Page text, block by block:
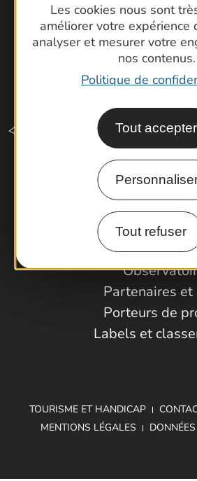
Les cookies nous sont
améliorer votre expérience
analyser et mesurer votre
nos contenus.
Politique de
Tout accepter
Tout refuser
Comment venir
Espace
Partenaires et
Porteurs de
Labels et
TOURISME ET HANDICAP
MENTIONS LÉGALES